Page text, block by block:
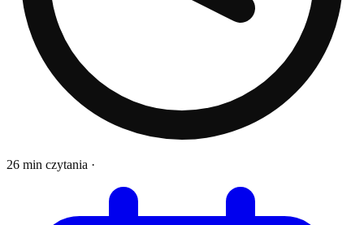
26 min czytania ·